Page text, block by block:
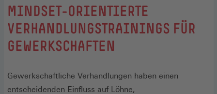
:
MINDSET-ORIENTIERTE
VERHANDLUNGSTRAININGS FÜR
GEWERKSCHAFTEN
Gewerkschaftliche Verhandlungen haben einen
entscheidenden Einfluss auf Löhne,